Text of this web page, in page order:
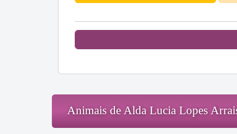
Animais de Alda Lucia Lopes